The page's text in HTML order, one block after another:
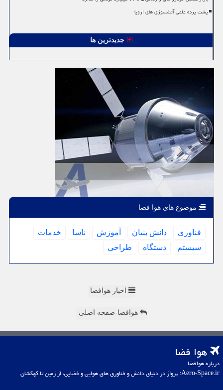
پشت پرده علمی آتشسوزی های اروپا
جدیدترین ها
موضوع های هوا فضا
فناوری دانش بنیان آموزش ناسا
خدمات
سیستم
دستگاه طراحی
اخبار هوافضا
هوافضا-صفحه اصلی
هوا فضا
درباره هوافضا
Aero-Space.ir: پرواز در دنیای دانش و فناوری های هوایی و فضایی، از زمین تا کهکشان